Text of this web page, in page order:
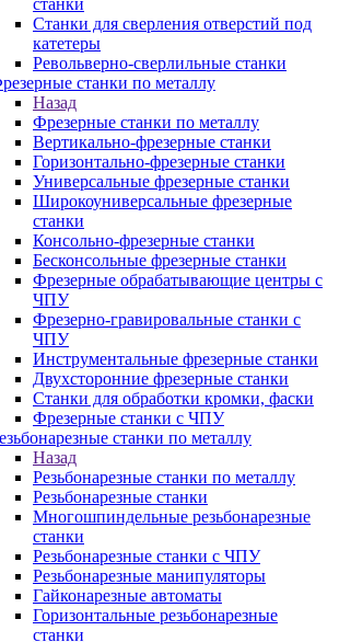
станки
Станки для сверления отверстий под
катетеры
Револьверно-сверлильные станки
станки по металлу
Назад
Фрезерные станки по металлу
Вертикально-фрезерные станки
Горизонтально-фрезерные станки
Универсальные фрезерные станки
Широкоуниверсальные фрезерные
станки
Консольно-фрезерные станки
Бесконсольные фрезерные станки
Фрезерные обрабатывающие центры с
ЧПУ
Фрезерно-гравировальные станки с
ЧПУ
Инструментальные фрезерные станки
Двухсторонние фрезерные станки
Станки для обработки кромки, фаски
Фрезерные станки с ЧПУ
станки по металлу
Назад
Резьбонарезные станки по металлу
Резьбонарезные станки
Многошпиндельные резьбонарезные
станки
Резьбонарезные станки с ЧПУ
Резьбонарезные манипуляторы
Гайконарезные автоматы
Горизонтальные резьбонарезные
станки